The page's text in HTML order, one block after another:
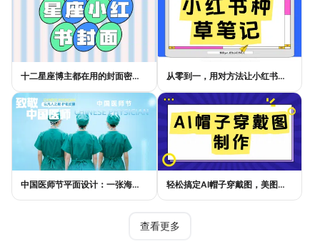
十二星座博主都在用的封面密码，星座小红书封面标题这样写才吸睛 从零到一，用对方法让小红书种草笔记的流量自己找上门
中国医师节平面设计：一张海报如何讲好白衣故事 轻松搞定AI帽子穿戴图，美图设计室电商主图教程
查看更多